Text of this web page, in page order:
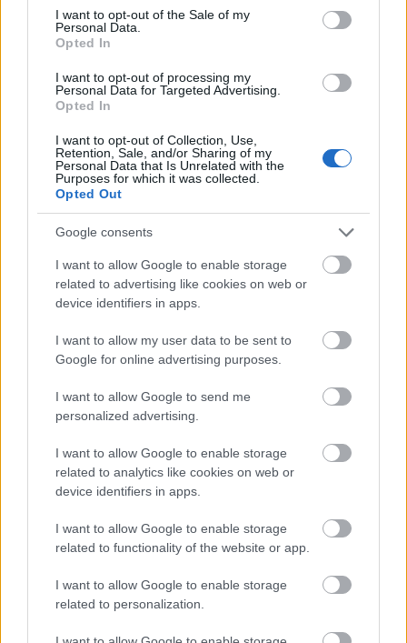
consent section.
I want to opt-out of the Sale of my
Personal Data.
Opted In
I want to opt-out of processing my
Personal Data for Targeted Advertising.
Opted In
I want to opt-out of Collection, Use,
Retention, Sale, and/or Sharing of my
Personal Data that Is Unrelated with the
Purposes for which it was collected.
Opted Out
Google consents
I want to allow Google to enable storage
related to advertising like cookies on web or
device identifiers in apps.
I want to allow my user data to be sent to
Google for online advertising purposes.
I want to allow Google to send me
personalized advertising.
I want to allow Google to enable storage
related to analytics like cookies on web or
device identifiers in apps.
I want to allow Google to enable storage
related to functionality of the website or app.
I want to allow Google to enable storage
related to personalization.
kollekcióját vonultatják fel. A régi színházteremben a
Soltis Lajos Színház társulata a
Menedék/Asylium
című színházi produkciót mutatja be, az irodalmi
színpadon Torma Attila előadásában a
Találkozás -
Kassák Lajos verseivel című műsort láthatja a
közönség - ismertették a szervezők.
A fesztivál keretében szombaton átadnak egy
könyvtárrá alakított telefonfülkét az Európa téren. A
Bibliofülke megnyitóján
író, festő, zenész, a Tudósok együttes frontembere
működik közre.
drMáriás
szabadon hozzáférhessenek az olvasnivalóhoz. A
kölcsönzésről, a kötetek frissítéséről az egyesület